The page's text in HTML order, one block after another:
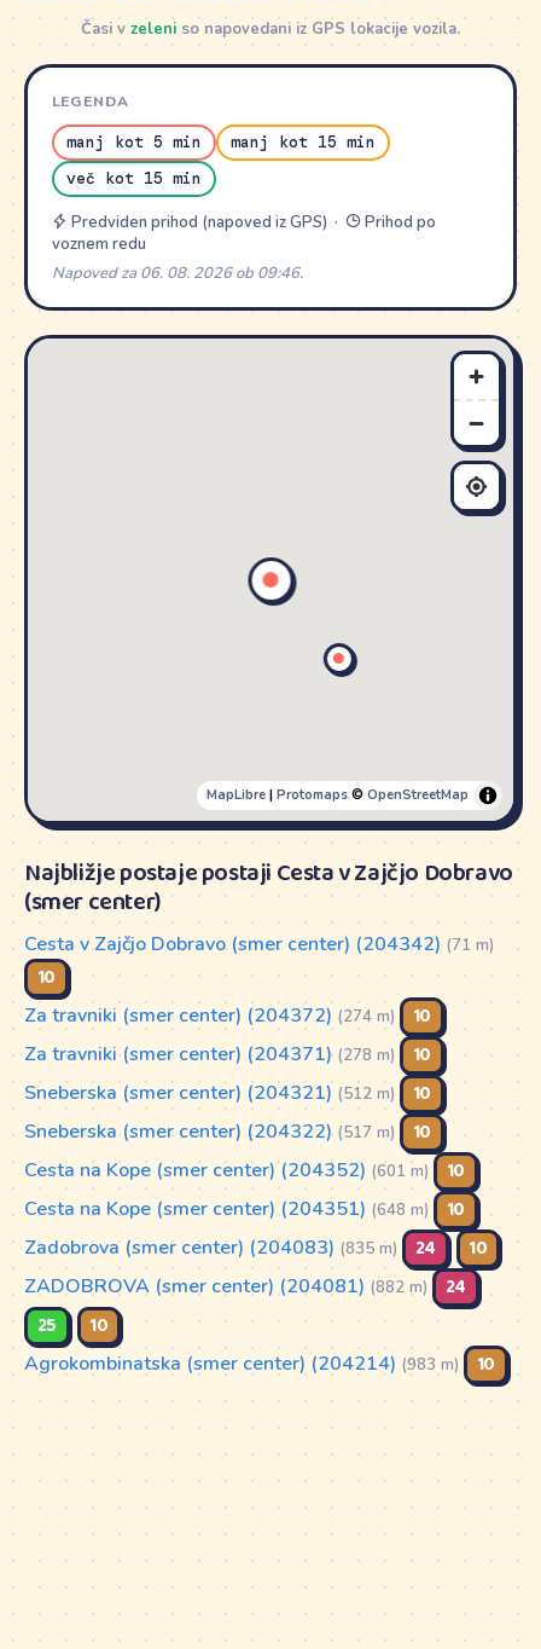
Časi v zeleni so napovedani iz GPS lokacije vozila.
LEGENDA
manj kot 5 min
manj kot 15 min
več kot 15 min
Predviden prihod (napoved iz GPS) ·
Prihod po
voznem redu
Napoved za 06. 08. 2026 ob 09:46.
MapLibre| Protomaps© OpenStreetMap
Najbližje postaje postaji Cesta v Zajčjo Dobravo
(smer center)
Cesta v Zajčjo Dobravo (smer center) (204342) (71 m)
10
Za travniki (smer center) (204372) (274 m) 10
Za travniki (smer center) (204371) (278 m) 10
Sneberska (smer center) (204321) (512 m) 10
Sneberska (smer center) (204322) (517 m) 10
Cesta na Kope (smer center) (204352) (601 m) 10
Cesta na Kope (smer center) (204351) (648 m) 10
Zadobrova (smer center) (204083) (835 m) 24 10
ZADOBROVA (smer center) (204081) (882 m)
24
25
10
Agrokombinatska (smer center) (204214) (983 m) 10